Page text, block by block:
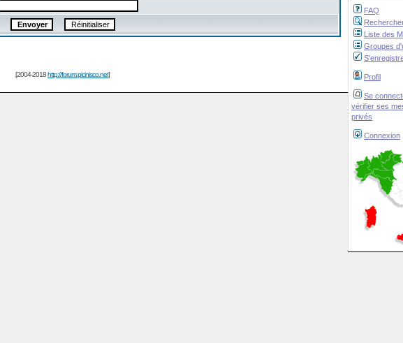
FAQ
Liste des
Groupes
Profil
Se
vérifier ses
privés
Connexion
[2004-2018http://forum.picinisco.net]